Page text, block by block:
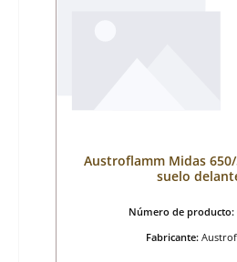
Austroflamm Midas
suelo
Número de producto:
Fabricante: